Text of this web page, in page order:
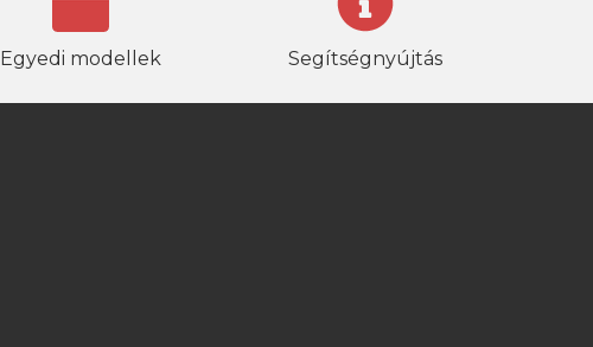
Egyedi modellek Segítségnyújtás